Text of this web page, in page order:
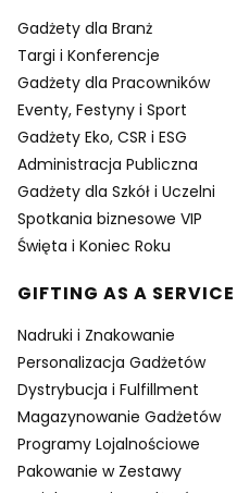
Gadżety dla Branż
Targi i Konferencje
Gadżety dla Pracowników
Eventy, Festyny i Sport
Gadżety Eko, CSR i ESG
Administracja Publiczna
Gadżety dla Szkół i Uczelni
Spotkania biznesowe VIP
Święta i Koniec Roku
GIFTING AS A SERVICE
Nadruki i Znakowanie
Personalizacja Gadżetów
Dystrybucja i Fulfillment
Magazynowanie Gadżetów
Programy Lojalnościowe
Pakowanie w Zestawy